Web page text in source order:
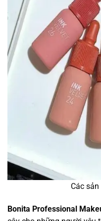
Các
Bonita Professional